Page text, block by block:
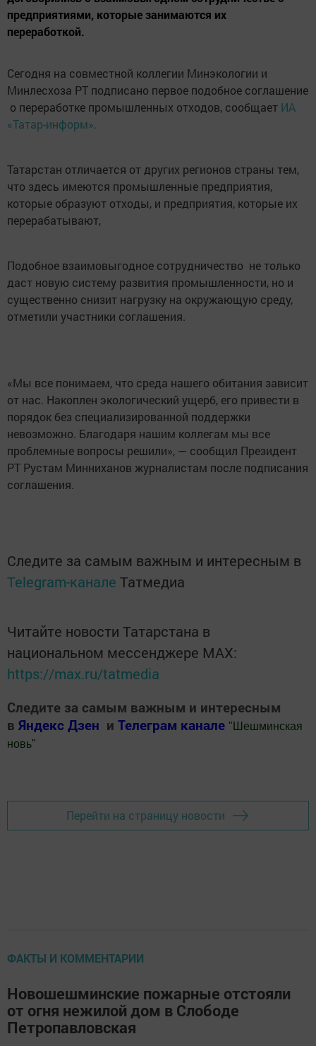
предприятиями, которые занимаются их
переработкой.
Сегодня на совместной коллегии Минэкологии и
Минлесхоза РТ подписано первое подобное соглашение
о переработке промышленных отходов, сообщает ИА
«Татар-информ».
Татарстан отличается от других регионов страны тем,
что здесь имеются промышленные предприятия,
которые образуют отходы, и предприятия, которые их
перерабатывают,
Подобное взаимовыгодное сотрудничество не только
даст новую систему развития промышленности, но и
существенно снизит нагрузку на окружающую среду,
отметили участники соглашения.
«Мы все понимаем, что среда нашего обитания зависит
от нас. Накоплен экологический ущерб, его привести в
порядок без специализированной поддержки
невозможно. Благодаря нашим коллегам мы все
проблемные вопросы решили», — сообщил Президент
РТ Рустам Минниханов журналистам после подписания
соглашения.
Следите за самым важным и интересным в
Telegram-канале Татмедиа
Читайте новости Татарстана в
национальном мессенджере MАХ:
https://max.ru/tatmedia
Следите за самым важным и интересным
в Яндекс Дзен и Телеграм канале " Шешминская
новь"
Перейти на страницу новости
ФАКТЫ И КОММЕНТАРИИ
Новошешминские пожарные отстояли
от огня нежилой дом в Слободе
Петропавловская